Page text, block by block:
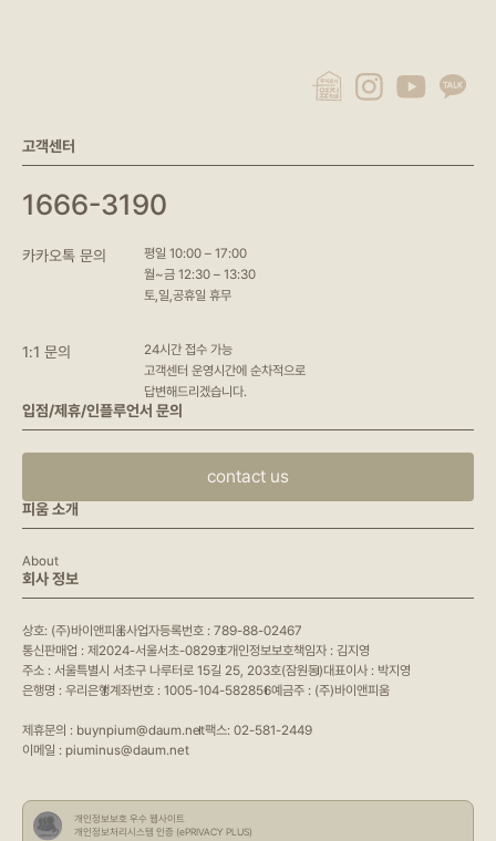
고객센터
1666-3190
카카오톡 문의
평일 10:00 – 17:00
월~금 12:30 – 13:30
토,일,공휴일 휴무
1:1 문의
24시간 접수 가능
고객센터 운영시간에 순차적으로
답변해드리겠습니다.
피움 소개
About
입점/제휴/인플루언서 문의
contact us
회사 정보
상호: (주)바이앤피움사업자등록번호 : 789-88-02467
통신판매업 : 제2024-서울서초-0829호개인정보보호책임자 : 김지영
주소 : 서울특별시 서초구 나루터로 15길 25, 203호(잠원동)대표이사 : 박지영
은행명 : 우리은행계좌번호 : 1005-104-582856예금주 : (주)바이앤피움
제휴문의 : buynpium@daum.net팩스: 02-581-2449
이메일 : piuminus@daum.net
개인정보보호 우수 웹사이트
개인정보처리시스템 인증 (ePRIVACY PLUS)